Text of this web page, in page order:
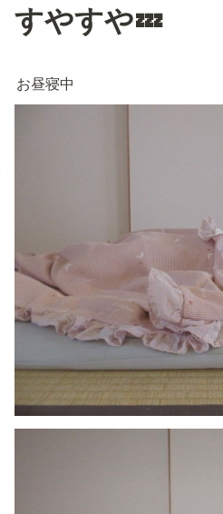
すやすや💤
お昼寝中